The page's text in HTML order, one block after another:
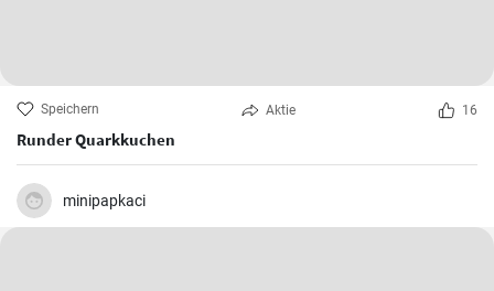
Speichern Aktie 16
Runder Quarkkuchen
minipapkaci